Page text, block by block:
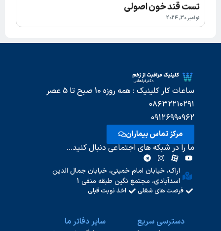
تست قند خون اصولی
نوامبر 30, 2024
ساعات کار کلینیک : همه روزه 10 صبح تا 5 عصر
۰۸۶۳۲۲۱۰۲۹۱
۰۹۱۲۶۹۹۰۹۶۲
مرکز تماس بیماران
ما را در شبکه های اجتماعی دنبال کنید...
اراک، خیابان امام خمینی، خیابان جمال الدین
اسدآبادی، مجتمع نگین طبقه منفی 1
فرصت های شغلی اخذ نوبت قبلی
دسترسی سریع
سایر دفاتر ما